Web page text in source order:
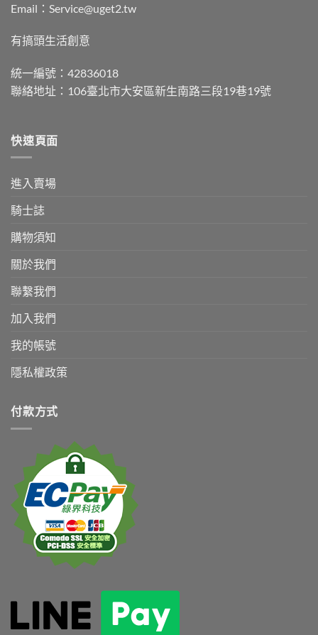
Email：Service@uget2.tw
有搞頭生活創意
統一編號：42836018
聯絡地址：106臺北市大安區新生南路三段19巷19號
快速頁面
進入賣場
騎士誌
購物須知
關於我們
聯繫我們
加入我們
我的帳號
隱私權政策
付款方式